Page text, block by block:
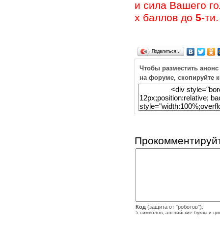
и сила Вашего
х баллов до 5-ти.
Поделиться…
Чтобы разместить
на форуме, скопируйте
Код (защита от "роботов"):
5 символов, английские буквы и